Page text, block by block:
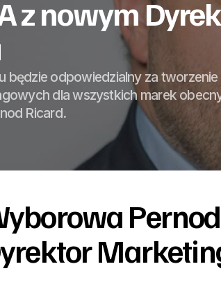
z nowym
będzie odpowiedzialny za tworzenie
dla wszystkich marek
Ricard.